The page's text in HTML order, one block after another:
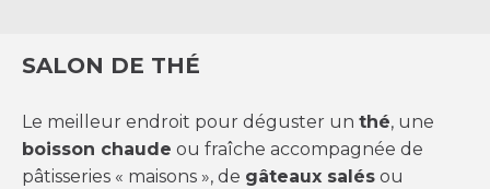
SALON DE THÉ
Le meilleur endroit pour déguster un thé, une
boisson chaude ou fraîche accompagnée de
pâtisseries « maisons », de gâteaux salés ou